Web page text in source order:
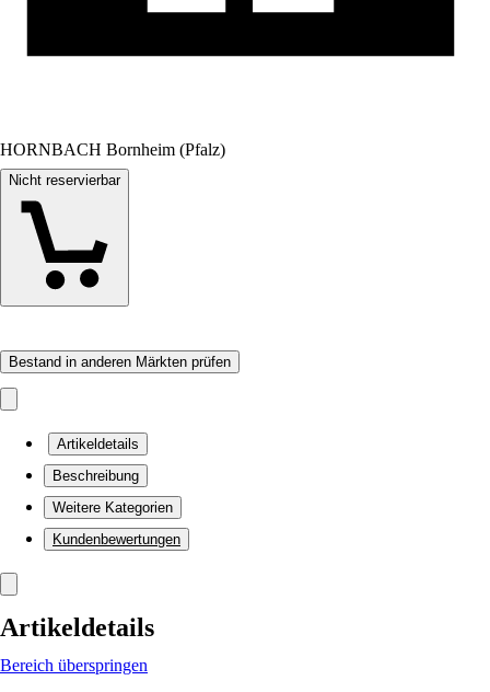
HORNBACH Bornheim (Pfalz)
Nicht reservierbar
Bestand in anderen Märkten prüfen
Artikeldetails
Beschreibung
Weitere Kategorien
Kundenbewertungen
Artikeldetails
Bereich überspringen